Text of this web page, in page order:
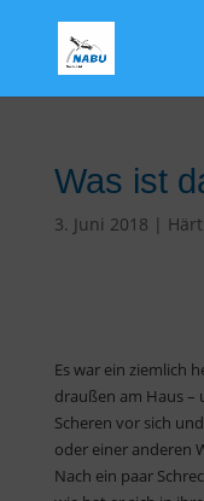
Was ist
3. Juni 2018 |
Es war ein ziemlich
draußen am Haus –
Scheren vor sich
oder einer anderen
Nach ein paar